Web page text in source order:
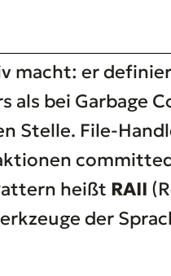
macht: er
als bei Garbage
Stelle. File-
heißt RAII
der